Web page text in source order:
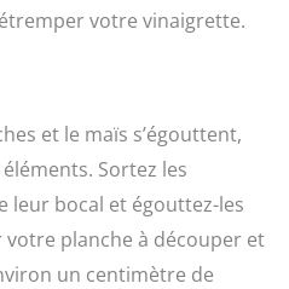
votre vinaigrette.
et le maïs s’égouttent,
Sortez les
leur bocal et égouttez-les
votre planche à découper et
un centimètre de